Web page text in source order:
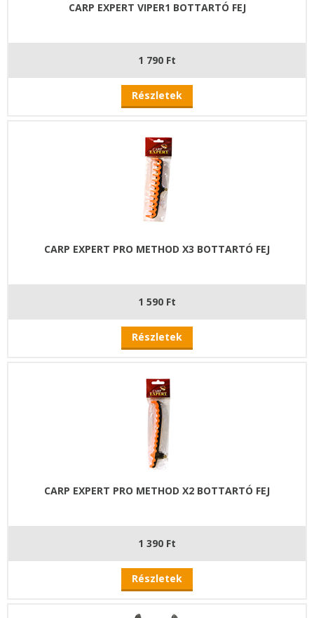
CARP EXPERT VIPER1 BOTTARTÓ FEJ
1 790 Ft
Részletek
CARP EXPERT PRO METHOD X3 BOTTARTÓ FEJ
1 590 Ft
Részletek
CARP EXPERT PRO METHOD X2 BOTTARTÓ FEJ
1 390 Ft
Részletek